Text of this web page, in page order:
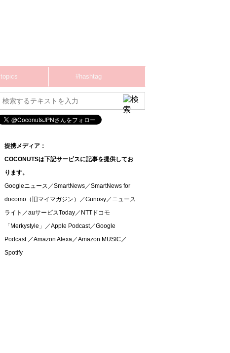
topics #hashtag
提携メディア：
COCONUTSは下記サービスに記事を提供してお
ります。
Googleニュース／SmartNews／SmartNews for
docomo（旧マイマガジン）／Gunosy／ニュース
ライト／auサービスToday／NTTドコモ
「Merkystyle」／Apple Podcast／Google
Podcast ／Amazon Alexa／Amazon MUSIC／
Spotify